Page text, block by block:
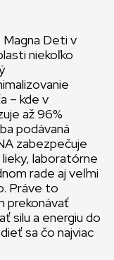
Magna Deti v
niekoľko
– kde v
až 96%
podávaná
zabezpečuje
laboratórne
rade aj veľmi
Práve to
prekonávať
silu a energiu do
sa čo najviac